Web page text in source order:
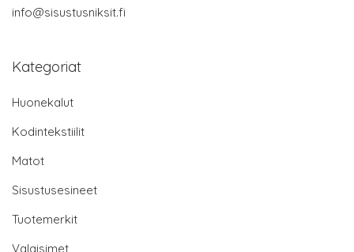
info@sisustusniksit.fi
Kategoriat
Huonekalut
Kodintekstiilit
Matot
Sisustusesineet
Tuotemerkit
Valaisimet